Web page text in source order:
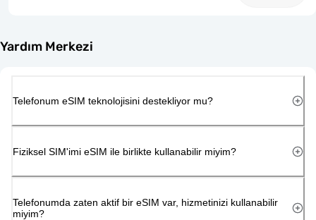
Yardım Merkezi
Telefonum eSIM teknolojisini destekliyor mu?
Fiziksel SIM'imi eSIM ile birlikte kullanabilir miyim?
Telefonumda zaten aktif bir eSIM var, hizmetinizi kullanabilir
miyim?